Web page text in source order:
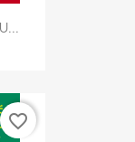
favorite_border